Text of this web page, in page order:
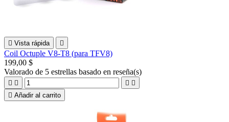
 Vista rápida 
Coil Octuple V8-T8 (para TFV8)
199,00 $
Valorado de 5 estrellas basado en reseña(s)
   
 Añadir al carrito